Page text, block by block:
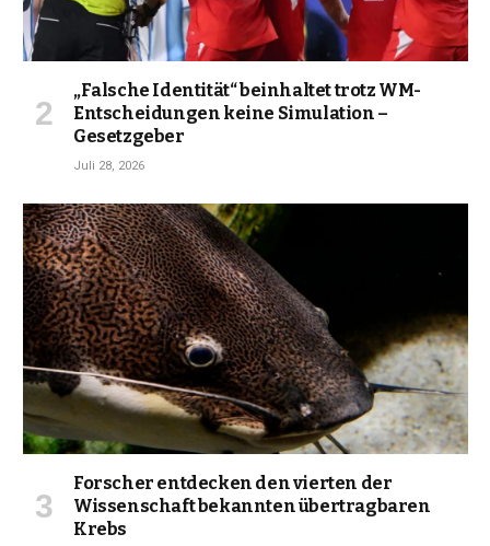
„Falsche Identität“ beinhaltet trotz WM-
Entscheidungen keine Simulation –
Gesetzgeber
Juli 28, 2026
Forscher entdecken den vierten der
Wissenschaft bekannten übertragbaren
Krebs